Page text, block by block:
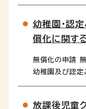
幼稚園・認
償化に関す
無償化の申請
幼稚園及び認定
います...
放課後児童